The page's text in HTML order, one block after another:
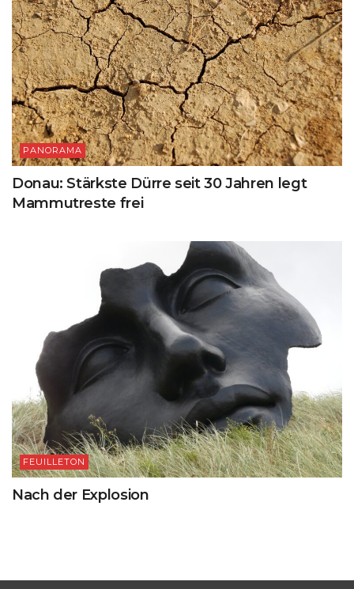
PANORAMA
Donau: Stärkste Dürre seit 30 Jahren legt
Mammutreste frei
FEUILLETON
Nach der Explosion